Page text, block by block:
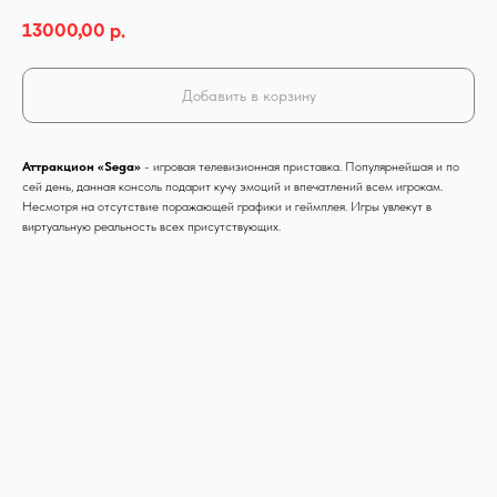
13000,00 р.
Добавить в корзину
Аттракцион «Sega» - игровая телевизионная приставка. Популярнейшая и по
сей день, данная консоль подарит кучу эмоций и впечатлений всем игрокам.
Несмотря на отсутствие поражающей графики и геймплея. Игры увлекут в
виртуальную реальность всех присутствующих.